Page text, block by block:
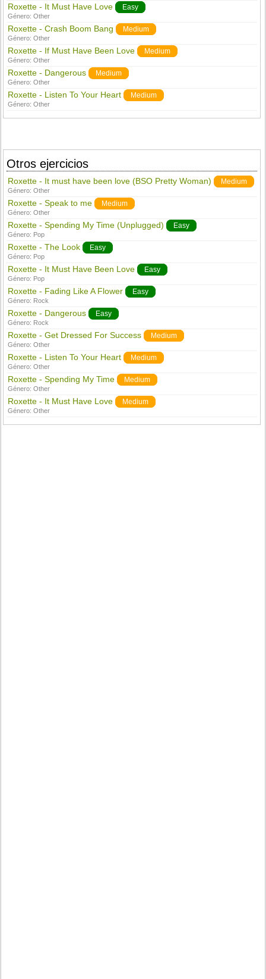
Roxette - It Must Have Love Easy
Género:Other
Roxette - Crash Boom Bang Medium
Género:Other
Roxette - If Must Have Been Love Medium
Género:Other
Roxette - Dangerous Medium
Género:Other
Roxette - Listen To Your Heart Medium
Género:Other
Otros ejercicios
Roxette - It must have been love (BSO Pretty Woman) Medium
Género:Other
Roxette - Speak to me Medium
Género:Other
Roxette - Spending My Time (Unplugged) Easy
Género: Pop
Roxette - The Look Easy
Género: Pop
Roxette - It Must Have Been Love Easy
Género: Pop
Roxette - Fading Like A Flower Easy
Género: Rock
Roxette - Dangerous Easy
Género: Rock
Roxette - Get Dressed For Success Medium
Género:Other
Roxette - Listen To Your Heart Medium
Género:Other
Roxette - Spending My Time Medium
Género:Other
Roxette - It Must Have Love Medium
Género:Other